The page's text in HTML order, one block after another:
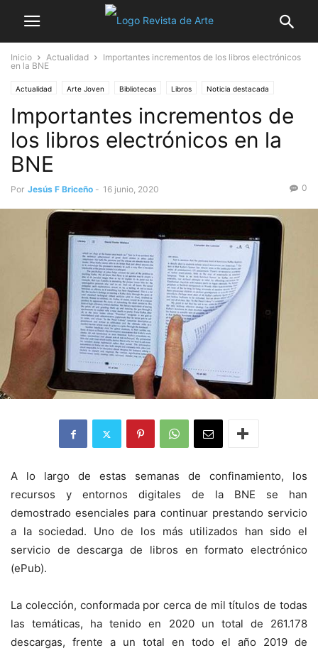
Inicio Actualidad
Importantes incrementos de los libros electrónicos
en la BNE
Actualidad Arte Joven Bibliotecas Libros Noticia destacada
Importantes incrementos de
los libros electrónicos en la
BNE
Por Jesús F Briceño - 16 junio, 2020 0
A lo largo de estas semanas de confinamiento, los
recursos y entornos digitales de la BNE se han
demostrado esenciales para continuar prestando servicio
a la sociedad. Uno de los más utilizados han sido el
servicio de descarga de libros en formato electrónico
(ePub).
La colección, conformada por cerca de mil títulos de todas
las temáticas, ha tenido en 2020 un total de 261.178
descargas, frente a un total en todo el año 2019 de